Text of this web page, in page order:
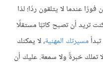
عندما لا يتلقون ردًا؛ لذا
تريد أن تصبح كاتبًا مستقلًا
مسيرتك المهنية، لا يمكنك
تملك خبرةً ولا سمعة. عليك أن